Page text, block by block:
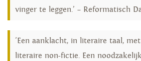
vinger te leggen.’ – Reformatisch
'Een aanklacht, in literaire taal,
literaire non-fictie. Een